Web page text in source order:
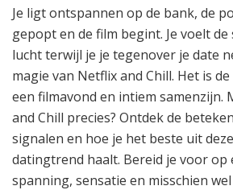
Je ligt ontspannen op de bank, de
gepopt en de film begint. Je voelt
lucht terwijl je je tegenover je date
magie van Netflix and Chill. Het is
een filmavond en intiem samenzijn.
and Chill precies? Ontdek de
signalen en hoe je het beste uit
datingtrend haalt. Bereid je voor op
spanning, sensatie en misschien